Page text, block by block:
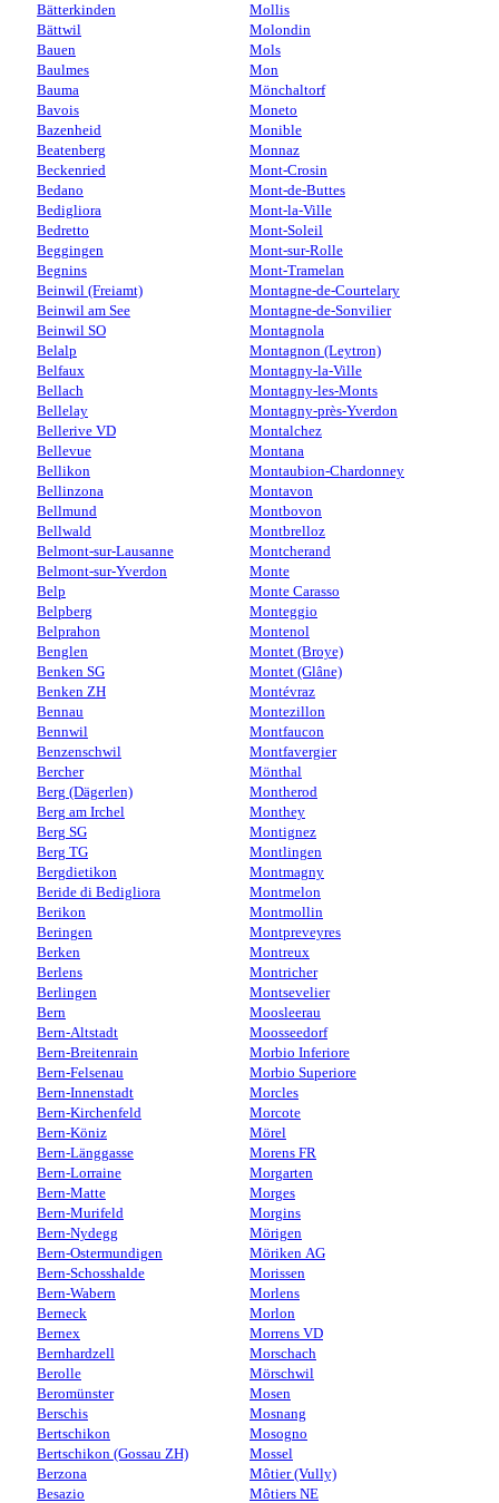
Bätterkinden
Bättwil
Bauen
Baulmes
Bauma
Bavois
Bazenheid
Beatenberg
Beckenried
Bedano
Bedigliora
Bedretto
Beggingen
Begnins
Beinwil (Freiamt)
Beinwil am See
Beinwil SO
Belalp
Belfaux
Bellach
Bellelay
Bellerive VD
Bellevue
Bellikon
Bellinzona
Bellmund
Bellwald
Belmont-sur-Lausanne
Belmont-sur-Yverdon
Belp
Belpberg
Belprahon
Benglen
Benken SG
Benken ZH
Bennau
Bennwil
Benzenschwil
Bercher
Berg (Dägerlen)
Berg am Irchel
Berg SG
Berg TG
Bergdietikon
Beride di Bedigliora
Berikon
Beringen
Berken
Berlens
Berlingen
Bern
Bern-Altstadt
Bern-Breitenrain
Bern-Felsenau
Bern-Innenstadt
Bern-Kirchenfeld
Bern-Köniz
Bern-Länggasse
Bern-Lorraine
Bern-Matte
Bern-Murifeld
Bern-Nydegg
Bern-Ostermundigen
Bern-Schosshalde
Bern-Wabern
Berneck
Bernex
Bernhardzell
Berolle
Beromünster
Berschis
Bertschikon
Bertschikon (Gossau ZH)
Berzona
Besazio
Mollis
Molondin
Mols
Mon
Mönchaltorf
Moneto
Monible
Monnaz
Mont-Crosin
Mont-de-Buttes
Mont-la-Ville
Mont-Soleil
Mont-sur-Rolle
Mont-Tramelan
Montagne-de-Courtelary
Montagne-de-Sonvilier
Montagnola
Montagnon (Leytron)
Montagny-la-Ville
Montagny-les-Monts
Montagny-près-Yverdon
Montalchez
Montana
Montaubion-Chardonney
Montavon
Montbovon
Montbrelloz
Montcherand
Monte
Monte Carasso
Monteggio
Montenol
Montet (Broye)
Montet (Glâne)
Montévraz
Montezillon
Montfaucon
Montfavergier
Mönthal
Montherod
Monthey
Montignez
Montlingen
Montmagny
Montmelon
Montmollin
Montpreveyres
Montreux
Montricher
Montsevelier
Moosleerau
Moosseedorf
Morbio Inferiore
Morbio Superiore
Morcles
Morcote
Mörel
Morens FR
Morgarten
Morges
Morgins
Mörigen
Möriken AG
Morissen
Morlens
Morlon
Morrens VD
Morschach
Mörschwil
Mosen
Mosnang
Mosogno
Mossel
Môtier (Vully)
Môtiers NE